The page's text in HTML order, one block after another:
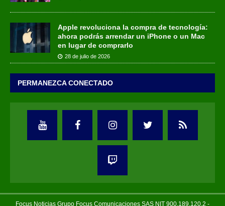
Apple revoluciona la compra de tecnología:
ahora podrás arrendar un iPhone o un Mac
en lugar de comprarlo
28 de julio de 2026
PERMANEZCA CONECTADO
Focus Noticias Grupo Focus Comunicaciones SAS NIT 900.189.120.2 -